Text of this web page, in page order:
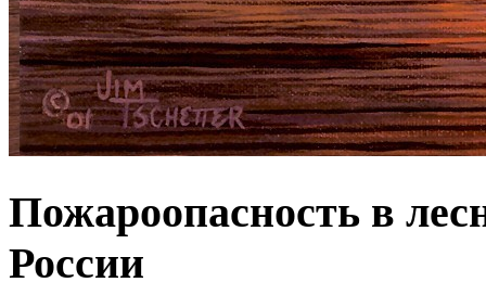
Пожароопасность в
России